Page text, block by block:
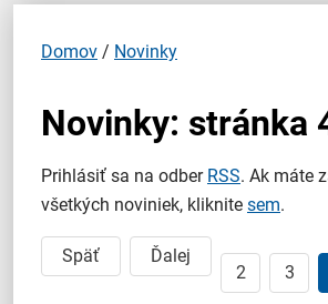
Samospráva
Domov / Novinky
Novinky: stránka
Prihlásiť sa na odber RSS. Ak máte
všetkých noviniek, kliknite sem.
Späť Ďalej
2 3